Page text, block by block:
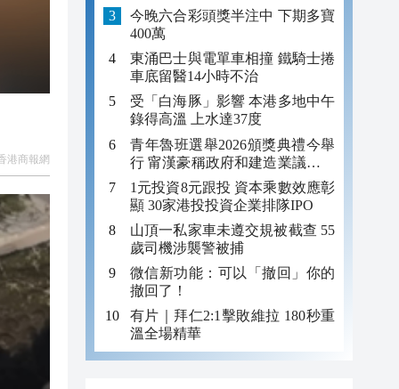
港商報網
照片
今晚六合彩頭獎半注中 下期多寶
400萬
東涌巴士與電單車相撞 鐵騎士捲
車底留醫14小時不治
受「白海豚」影響 本港多地中午
錄得高溫 上水達37度
青年魯班選舉2026頒獎典禮今舉
行 甯漢豪稱政府和建造業議會做
好培訓工作
1元投資8元跟投 資本乘數效應彰
顯 30家港投投資企業排隊IPO
山頂一私家車未遵交規被截查 55
歲司機涉襲警被捕
微信新功能：可以「撤回」你的
撤回了！
有片｜拜仁2:1擊敗維拉 180秒重
溫全場精華